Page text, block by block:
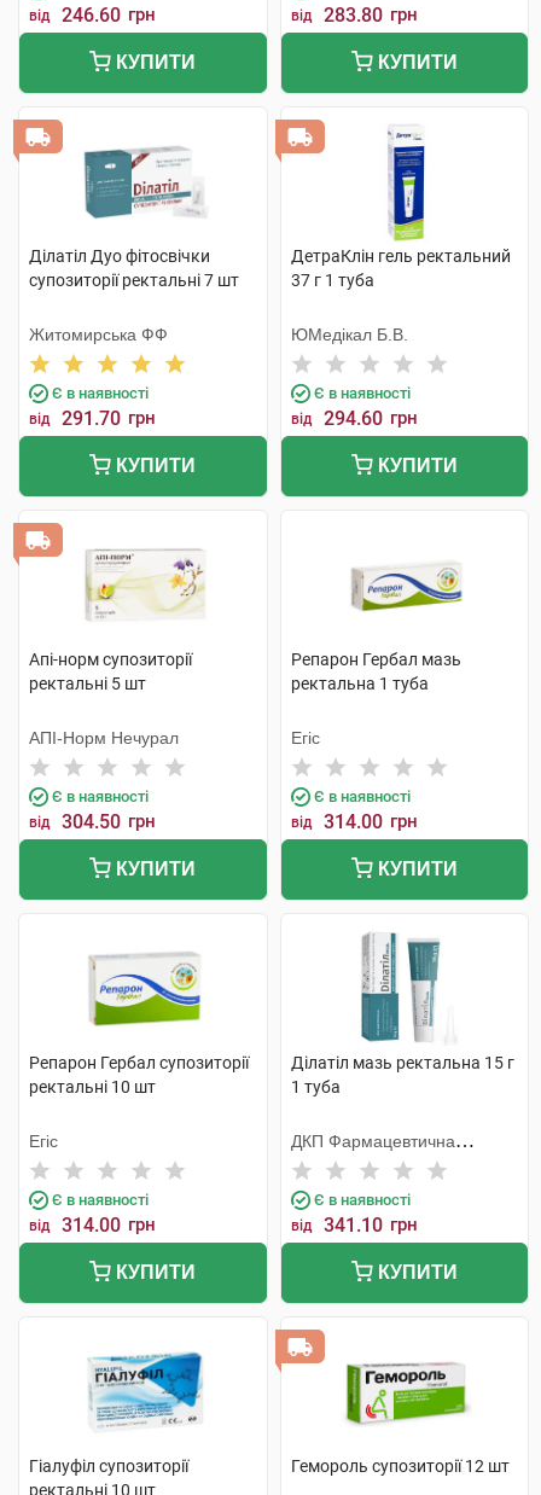
від 246.60 грн
КУПИТИ
від 283.80 грн
КУПИТИ
Ділатіл Дуо фітосвічки
супозиторії ректальні 7 шт
Житомирська ФФ
Є в наявності
від 291.70 грн
КУПИТИ
ДетраКлін гель ректальний
37 г 1 туба
ЮМедікал Б.В.
Є в наявності
від 294.60 грн
КУПИТИ
Апі-норм супозиторії
ректальні 5 шт
АПІ-Норм Нечурал
Є в наявності
від 304.50 грн
КУПИТИ
Репарон Гербал мазь
ректальна 1 туба
Егіс
Є в наявності
від 314.00 грн
КУПИТИ
Репарон Гербал супозиторії
ректальні 10 шт
Егіс
Є в наявності
від 314.00 грн
КУПИТИ
Ділатіл мазь ректальна 15 г
1 туба
ДКП Фармацевтична
фабрика
Є в наявності
від 341.10 грн
КУПИТИ
Гіалуфіл супозиторії
ректальні 10 шт
Гемороль супозиторії 12 шт